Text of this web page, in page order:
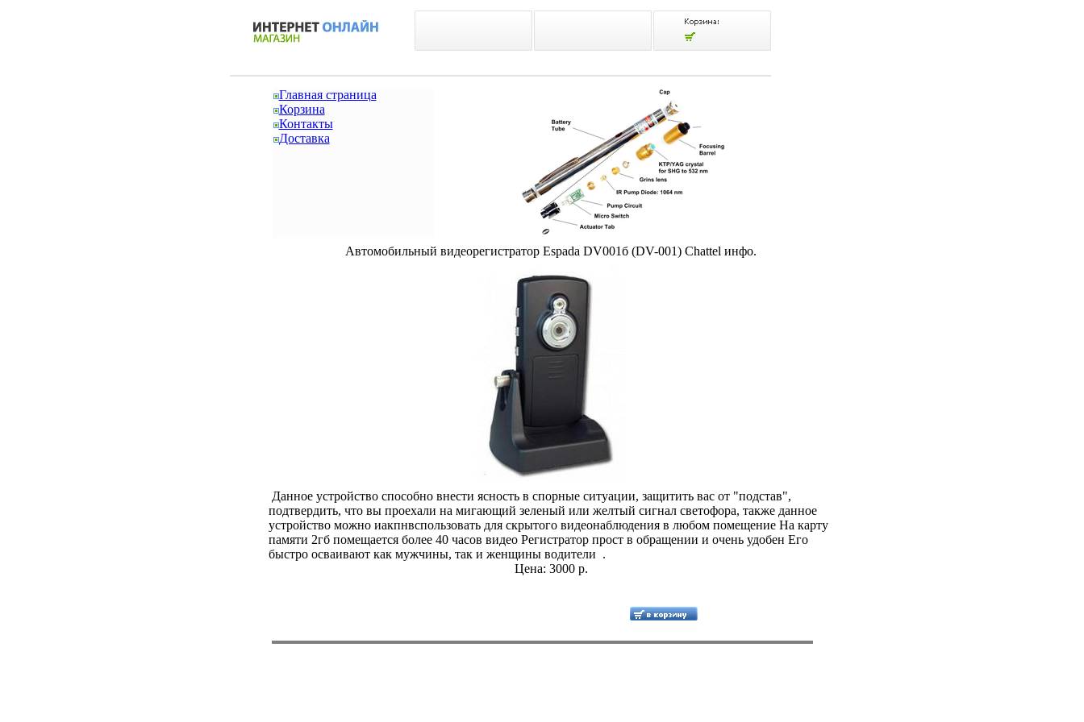
Главная страница
Корзина
Контакты
Доставка
Автомобильный видеорегистратор Espada DV001б (DV-001) Chattel инфо.
Данное устройство способно внести ясность в спорные ситуации, защитить вас от "подстав",
подтвердить, что вы проехали на мигающий зеленый или желтый сигнал светофора, также данное
устройство можно иакпнвспользовать для скрытого видеонаблюдения в любом помещение На карту
памяти 2гб помещается более 40 часов видео Регистратор прост в обращении и очень удобен Его
быстро осваивают как мужчины, так и женщины водители .
Цена: 3000 р.